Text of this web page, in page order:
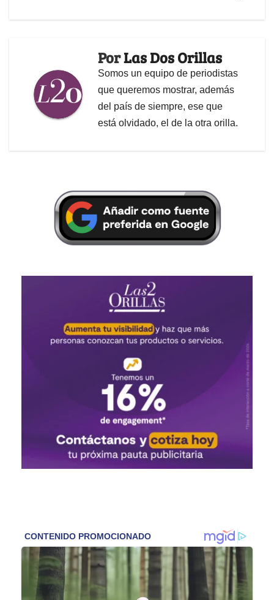
PorLas Dos Orillas
Somos un equipo de periodistas
que queremos mostrar, además
del país de siempre, ese que
está olvidado, el de la otra orilla.